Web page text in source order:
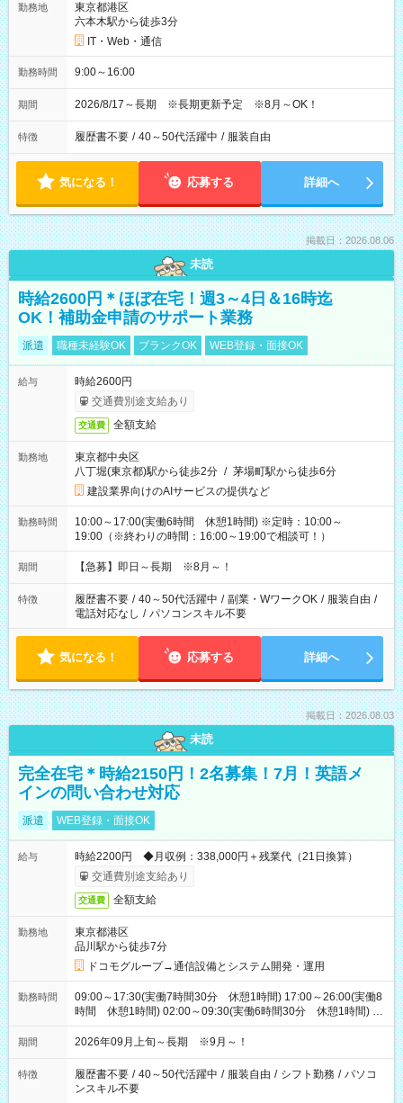
勤務地
東京都港区
六本木駅から徒歩3分
IT・Web・通信
勤務時間 9:00～16:00
期間 2026/8/17～長期 ※長期更新予定 ※8月～OK！
特徴 履歴書不要 / 40～50代活躍中 / 服装自由
気になる！ 応募する 詳細へ
掲載日：2026.08.06
未読
時給2600円＊ほぼ在宅！週3～4日＆16時迄
OK！補助金申請のサポート業務
派遣 職種未経験OK ブランクOK WEB登録・面接OK
給与
時給2600円
交通費別途支給あり
交通費 全額支給
勤務地
東京都中央区
八丁堀(東京都)駅から徒歩2分 / 茅場町駅から徒歩6分
建設業界向けのAIサービスの提供など
勤務時間
10:00～17:00(実働6時間 休憩1時間) ※定時：10:00～
19:00（※終わりの時間：16:00～19:00で相談可！）
期間 【急募】即日～長期 ※8月～！
特徴 履歴書不要 / 40～50代活躍中 / 副業・WワークOK / 服装自由 /
電話対応なし / パソコンスキル不要
気になる！ 応募する 詳細へ
掲載日：2026.08.03
未読
完全在宅＊時給2150円！2名募集！7月！英語メ
インの問い合わせ対応
派遣 WEB登録・面接OK
給与
時給2200円 ◆月収例：338,000円＋残業代（21日換算）
交通費別途支給あり
交通費 全額支給
勤務地
東京都港区
品川駅から徒歩7分
ドコモグループ→通信設備とシステム開発・運用
勤務時間
09:00～17:30(実働7時間30分 休憩1時間) 17:00～26:00(実働8
時間 休憩1時間) 02:00～09:30(実働6時間30分 休憩1時間) ※
日勤は就業時間1/夜勤は就業時間2.3を連続で行って頂きます
期間 2026年09月上旬～長期 ※9月～！
特徴 履歴書不要 / 40～50代活躍中 / 服装自由 / シフト勤務 / パソコ
ンスキル不要